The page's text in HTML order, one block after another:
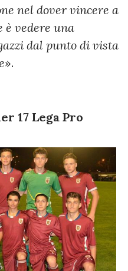
nel dover vincere a
è vedere una
dal punto di vista
».
17 Lega Pro